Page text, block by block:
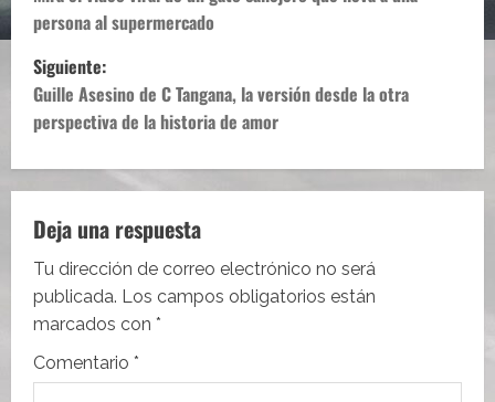
v
e
g
a
c
i
ó
n
persona al supermercado
Siguiente:
Guille Asesino de C Tangana, la versión desde la otra
perspectiva de la historia de amor
Deja una respuesta
Tu dirección de correo electrónico no será
publicada. Los campos obligatorios están
marcados con *
Comentario *